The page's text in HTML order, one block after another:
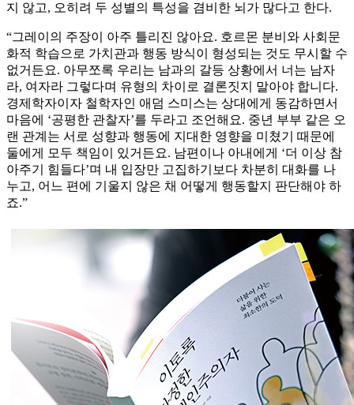
지 않고, 오히려 두 성별의 특성을 겸비한 뇌가 많다고 한다.
“그레이의 주장이 아주 틀리진 않아요. 호르몬 분비와 사회문
화적 학습으로 가치관과 행동 방식이 형성되는 것도 무시할 수
없거든요. 아무쪼록 우리는 남과의 갈등 상황에서 너는 남자
라, 여자라 그렇다며 유형의 차이로 결론짓지 말아야 합니다.
경제학자이자 철학자인 애덤 스미스는 상대에게 동감하면서
마음에 ‘공평한 관찰자’를 두라고 조언해요. 중년 부부 같은 오
랜 관계는 서로 성향과 행동에 지대한 영향을 미쳤기 때문에
둘에게 모두 책임이 있거든요. 남편이나 아내에게 ‘더 이상 참
아주기 힘들다’며 내 입장만 고집하기보다 차분히 대화를 나
누고, 어느 편에 기울지 않은 채 어떻게 행동할지 판단해야 하
죠.”